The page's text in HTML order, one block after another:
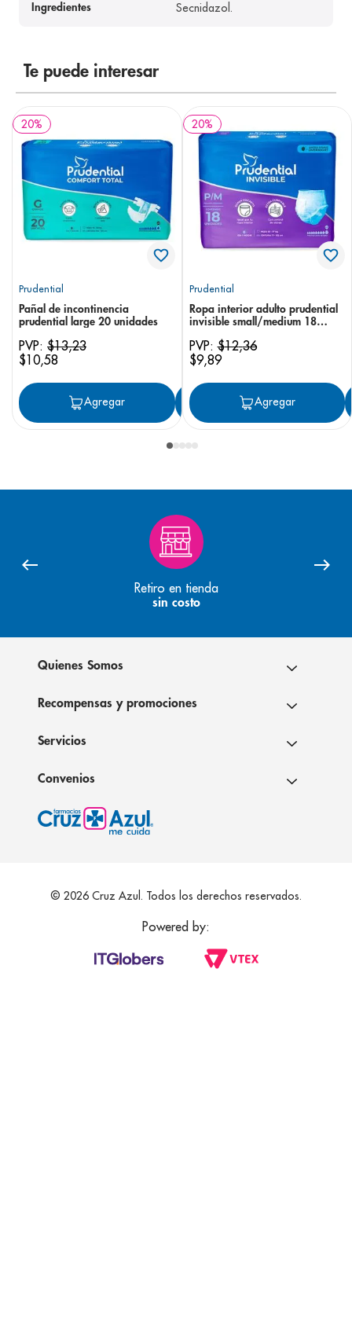
Ingredientes Secnidazol.
Te puede interesar
20%
Prudential
Pañal de incontinencia
prudential large 20 unidades
PVP: $13,23
$10,58
Agregar Agregar
20%
Prudential
Ropa interior adulto prudential
invisible small/medium 18
PVP:$12,36
$9,89
Agregar
Retiro en tienda
sin costo
Quienes Somos
Recompensas y promociones
Servicios
Convenios
© 2026 Cruz Azul. Todos los derechos reservados.
Powered by: